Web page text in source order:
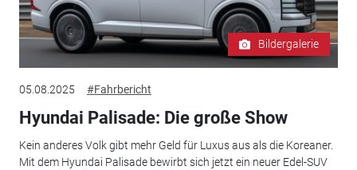
Bildergalerie
05.08.2025 #Fahrbericht
Hyundai Palisade: Die große Show
Kein anderes Volk gibt mehr Geld für Luxus aus als die Koreaner.
Mit dem Hyundai Palisade bewirbt sich jetzt ein neuer Edel-SUV